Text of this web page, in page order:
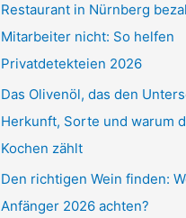
Restaurant in Nürnberg
Mitarbeiter nicht: So helfen
Privatdetekteien 2026
Das Olivenöl, das den
Herkunft, Sorte und warum
Kochen zählt
Den richtigen Wein finden:
Anfänger 2026 achten?